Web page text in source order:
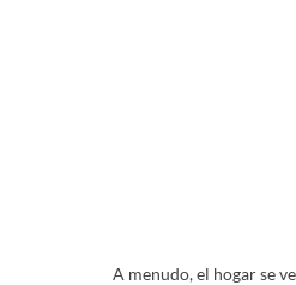
A menudo, el hogar se